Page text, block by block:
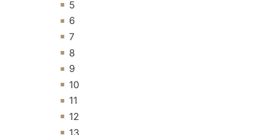
5
6
7
8
9
10
11
12
13